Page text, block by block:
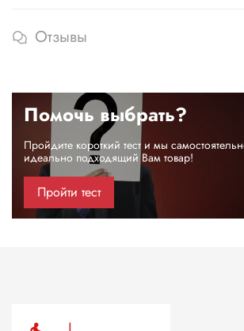
Отзывы
Помочь выбрать?
Пройдите короткий тест и мы
идеально подходящий Вам товар!
Пройти тест